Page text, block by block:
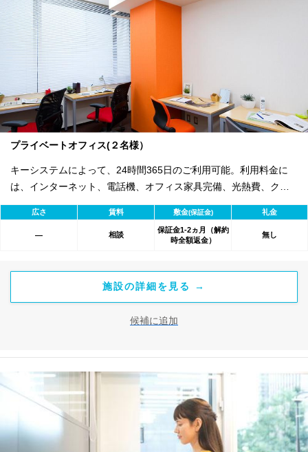
プライベートオフィス(２名様）
キーシステムによって、24時間365日のご利用可能。利用料金に
は、インターネット、電話機、オフィス家具完備、光熱費、クリ
ーニング費用等の付帯サービスすべて含まれ、追加料金不要で
す。 また適宜キャンペーン、契約期間による割引特典あります。
広さ 賃料 敷金(保証金) 礼金
― 相談
保証金1-2ヵ月（解約
時全額返金）
無し
施設の詳細を見る →
候補に追加